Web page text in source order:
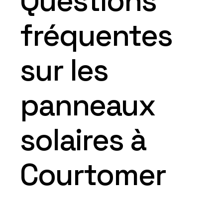
fréquentes
sur les
panneaux
solaires à
Courtomer